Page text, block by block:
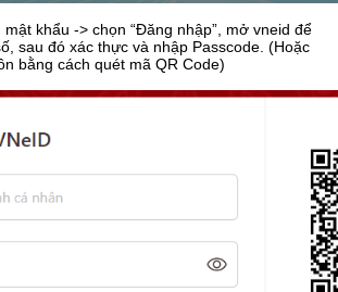
khẩu -> chọn “Đăng nhập”, mở vneid để
sau đó xác thực và nhập Passcode. (Hoặc
bằng cách quét mã QR Code)